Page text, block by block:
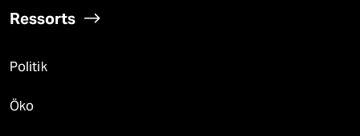
Ressorts
Politik
Öko